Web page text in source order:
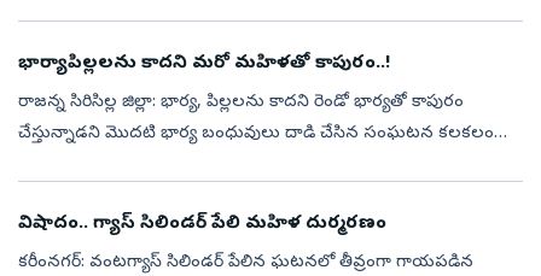
భార్యాపిల్లలను కాదని మరో మహిళతో కాపురం..!
రాజన్న సిరిసిల్ల జిల్లా: భార్య, పిల్లలను కాదని రెండో భార్యతో కాపురం
చేస్తున్నాడని మొదటి భార్య బంధువులు దాడి చేసిన సంఘటన కలకలం
విషాదం.. గ్యాస్‌ సిలిండర్‌ పేలి మహిళ దుర్మరణం
కరీంనగర్‌: వంటగ్యాస్‌ సిలిండర్‌ పేలిన ఘటనలో తీవ్రంగా గాయపడిన